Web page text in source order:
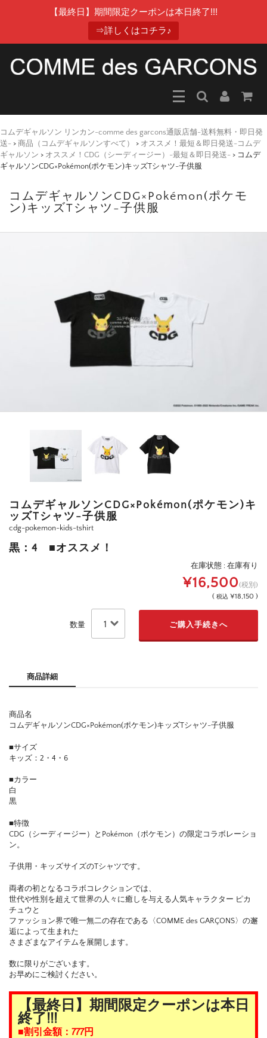
【最終日】期間限定クーポンは本日終了!!!
⇒詳しくはコチラ♪
コムデギャルソン リンカン-comme des garcons通販店舗-送料無料・即日発
送- > 商品（コムデギャルソンすべて） > オススメ！最短＆即日発送-コムデ
ギャルソン > オススメ！CDG（シーディージー）-最短＆即日発送- > コムデ
ギャルソンCDG×Pokémon(ポケモン)キッズTシャツ-子供服
コムデギャルソンCDG×Pokémon(ポケモ
ン)キッズTシャツ-子供服
コムデギャルソンCDG×Pokémon(ポケモン)キ
ッズTシャツ-子供服
cdg-pokemon-kids-tshirt
黒：4 ■オススメ！
在庫状態 : 在庫有り
¥16,500(税別)
( 税込 ¥18,150 )
数量
商品詳細
商品名
コムデギャルソンCDG×Pokémon(ポケモン)キッズTシャツ-子供服
■サイズ
キッズ：2・4・6
■カラー
白
黒
■特徴
CDG（シーディージー）とPokémon（ポケモン）の限定コラボレーショ
ン。
子供用・キッズサイズのTシャツです。
両者の初となるコラボコレクションでは、
世代や性別を超えて世界の人々に癒しを与える人気キャラクター ピカ
チュウと
ファッション界で唯一無二の存在である〈COMME des GARÇONS〉の邂
逅によって生まれた
さまざまなアイテムを展開します。
数に限りがございます。
お早めにご検討ください。
【最終日】期間限定クーポンは本日
終了!!!
■割引金額：777円